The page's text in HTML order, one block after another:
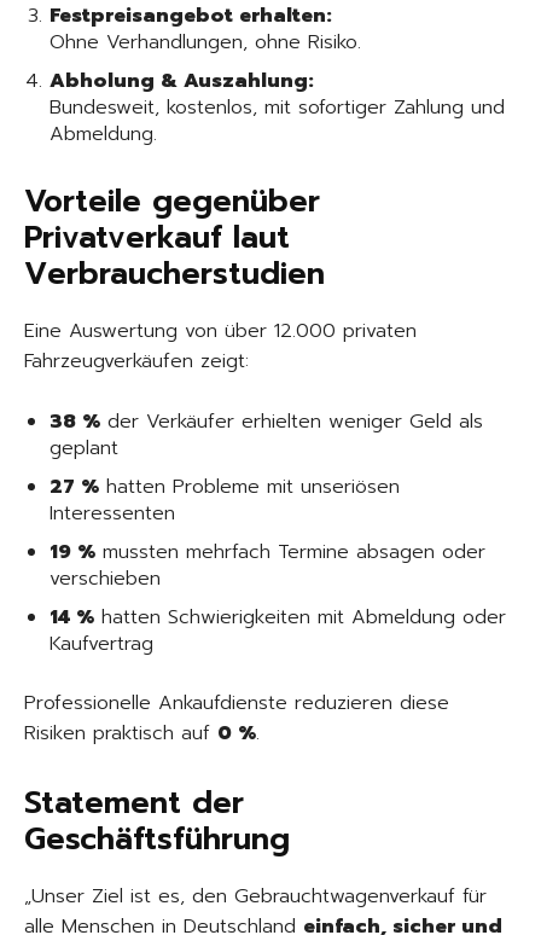
Festpreisangebot erhalten:
Ohne Verhandlungen, ohne Risiko.
Abholung & Auszahlung:
Bundesweit, kostenlos, mit sofortiger Zahlung und
Abmeldung.
Vorteile gegenüber
Privatverkauf laut
Verbraucherstudien
Eine Auswertung von über 12.000 privaten
Fahrzeugverkäufen zeigt:
38 % der Verkäufer erhielten weniger Geld als
geplant
27 % hatten Probleme mit unseriösen
Interessenten
19 % mussten mehrfach Termine absagen oder
verschieben
14 % hatten Schwierigkeiten mit Abmeldung oder
Kaufvertrag
Professionelle Ankaufdienste reduzieren diese
Risiken praktisch auf 0 %.
Statement der
Geschäftsführung
„Unser Ziel ist es, den Gebrauchtwagenverkauf für
alle Menschen in Deutschland einfach, sicher und